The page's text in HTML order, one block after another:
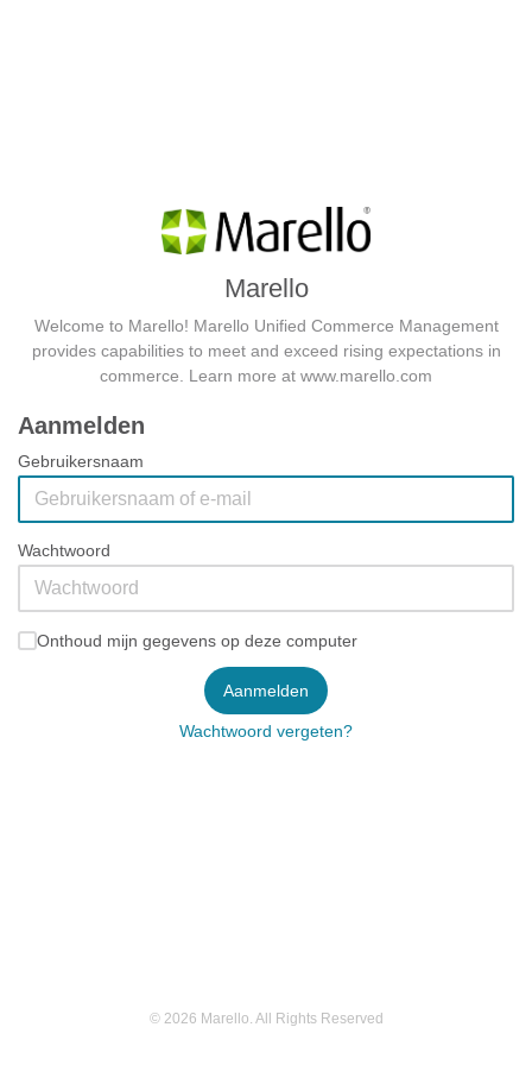
Marello
Welcome to Marello! Marello Unified Commerce Management
provides capabilities to meet and exceed rising expectations in
commerce. Learn more at www.marello.com
Aanmelden
Gebruikersnaam
Wachtwoord
Onthoud mijn gegevens op deze computer
Aanmelden
Wachtwoord vergeten?
© 2026 Marello. All Rights Reserved